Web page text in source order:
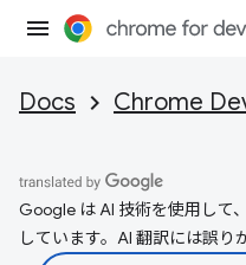
Docs Chrome
Google は AI 技術を使用して
しています。AI 翻訳には誤り